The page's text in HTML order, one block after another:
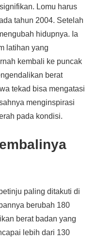
Lomu harus
tahun 2004. Setelah
hidupnya. Ia
latihan yang
kembali ke puncak
berat
tekad bisa mengatasi
menginspirasi
pada kondisi.
paling ditakuti di
berubah 180
berat badan yang
lebih dari 130